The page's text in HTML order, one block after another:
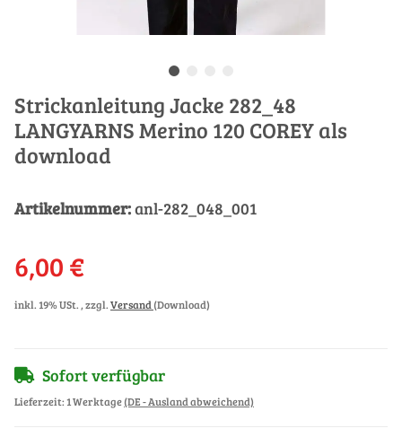
Strickanleitung Jacke 282_48
LANGYARNS Merino 120 COREY als
download
Artikelnummer:anl-282_048_001
6,00 €
inkl. 19% USt. , zzgl.Versand (Download)
Sofort verfügbar
Lieferzeit:1 Werktage(DE - Ausland abweichend)